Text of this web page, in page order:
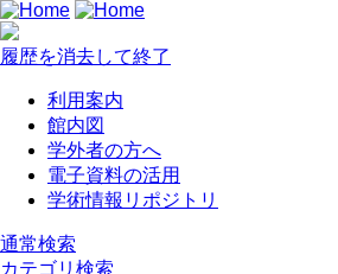
履歴を消去して終了
利用案内
館内図
学外者の方へ
電子資料の活用
学術情報リポジトリ
通常検索
カテゴリ検索